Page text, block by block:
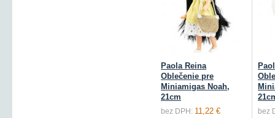
Paola Reina
Oblečenie pre
Miniamigas Noah,
21cm
bez DPH: 11,22 €
bez